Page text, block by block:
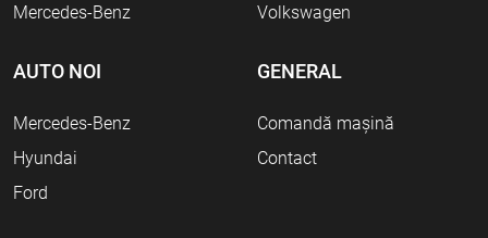
Mercedes-Benz
Volkswagen
AUTO NOI
Mercedes-Benz
Hyundai
Ford
GENERAL
Comandă mașină
Contact